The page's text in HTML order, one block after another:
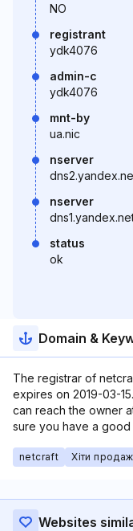
NO
registrant
ydk4076
admin-c
ydk4076
mnt-by
ua.nic
nserver
nserver
status
ok
Domain &
The registrar of
expires on 2019-03-
can reach the owner
sure you have a
netcraft Хіти
Websites